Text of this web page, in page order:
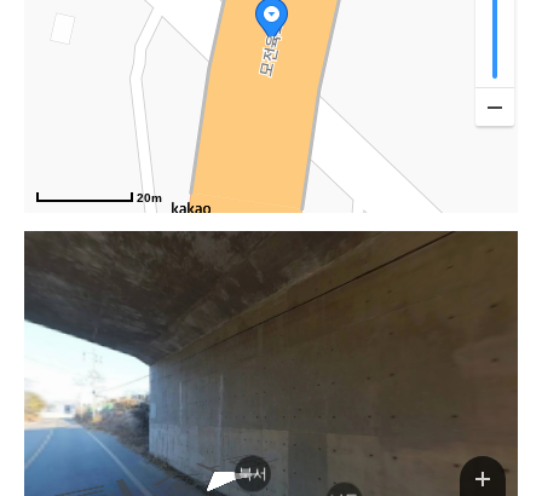
20m
북서